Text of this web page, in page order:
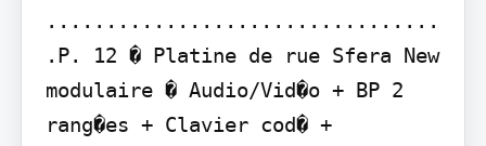
.................................
.P. 12 � Platine de rue Sfera New
modulaire � Audio/Vid�o + BP 2
rang�es + Clavier cod� +